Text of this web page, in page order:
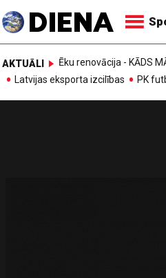
AKTUĀLI Ēku renovācija - KĀDS
Latvijas eksporta izcilības
PK